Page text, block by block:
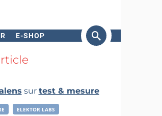
E-SHOP
sur test & mesure
ELEKTOR LABS